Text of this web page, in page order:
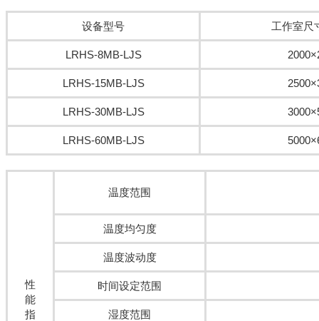
设备型号 工作室尺
LRHS-8MB-LJS
LRHS-15MB-LJS
LRHS-30MB-LJS
LRHS-60MB-LJS
性
能
指
温度范围
温度均匀度
温度波动度
时间设定范围
湿度范围